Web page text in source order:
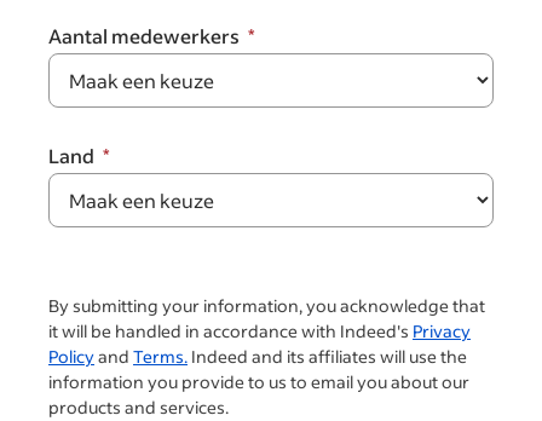
Aantal medewerkers
Land
By submitting your information, you acknowledge that
it will be handled in accordance with Indeed's Privacy
Policyand Terms. Indeed and its affiliates will use the
information you provide to us to email you about our
products and services.